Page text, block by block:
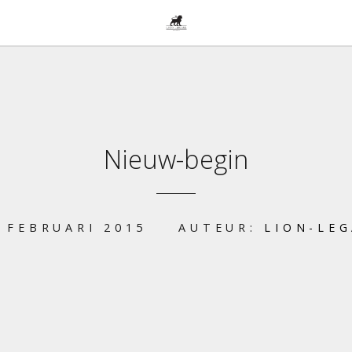
Nieuw-begin
FEBRUARI 2015 AUTEUR: LION-